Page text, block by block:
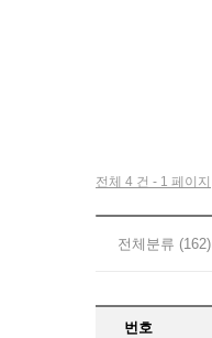
전체 4 건 - 1 페이지
전체분류 (162)
번호